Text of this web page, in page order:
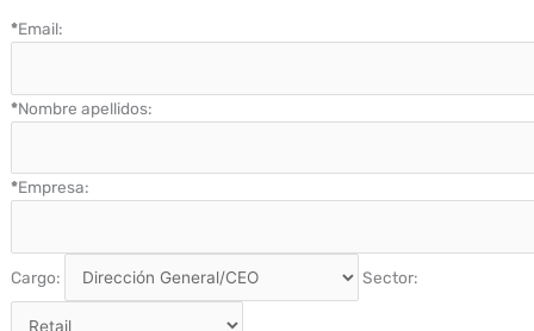
*Email:
*Nombre apellidos:
*Empresa:
Cargo: Sector: